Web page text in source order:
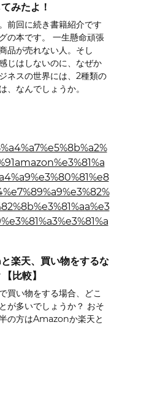
みたよ！
前回に続き書籍紹介です
の本です。 一生懸命頑張
品が売れない人。そし
じはしないのに、なぜか
ネスの世界には、2種類の
、なんでしょうか。
楽天、買い物をするな
比較】
買い物をする場合、どこ
が多いでしょうか？ おそ
の方はAmazonか楽天と